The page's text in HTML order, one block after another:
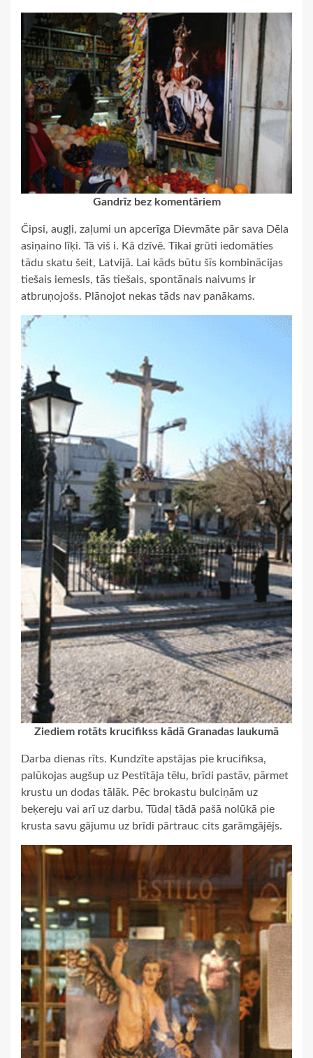
Gandrīz bez komentāriem
Čipsi, augļi, zaļumi un apcerīga Dievmāte pār sava Dēla
asiņaino līķi. Tā viš i. Kā dzīvē. Tikai grūti iedomāties
tādu skatu šeit, Latvijā. Lai kāds būtu šīs kombinācijas
tiešais iemesls, tās tiešais, spontānais naivums ir
atbruņojošs. Plānojot nekas tāds nav panākams.
Ziediem rotāts krucifikss kādā Granadas laukumā
Darba dienas rīts. Kundzīte apstājas pie krucifiksa,
palūkojas augšup uz Pestītāja tēlu, brīdi pastāv, pārmet
krustu un dodas tālāk. Pēc brokastu bulciņām uz
beķereju vai arī uz darbu. Tūdaļ tādā pašā nolūkā pie
krusta savu gājumu uz brīdi pārtrauc cits garāmgājējs.